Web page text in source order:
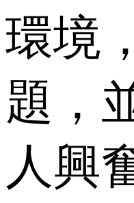
環境
題，
人興